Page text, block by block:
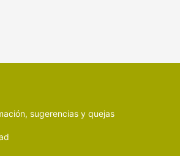
sugerencias y quejas